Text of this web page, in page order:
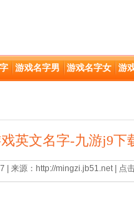
游戏名字男 游戏名字女 游
英文名字-九游j9下
| 来源：http://mingzi.jb51.net | 点